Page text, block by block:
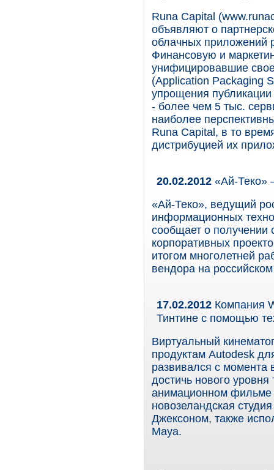
Runa Capital
объявляют о
облачных приложений
Финансовую и
унифицировавшие
(Application Packaging
упрощения
- более чем 5 тыс.
наиболее
Runa Capital, в то
дистрибуцией их
20.02.2012 «Ай-Теко»
«Ай-Теко», ведущий
информационных
сообщает о получении
корпоративных
итогом многолетней
вендора на
17.02.2012 Компания
Тинтине с помощью
Виртуальный
продуктам Autodesk
развивался с
достичь нового
анимационном фильме
новозеландская
Джексоном, также
Maya.